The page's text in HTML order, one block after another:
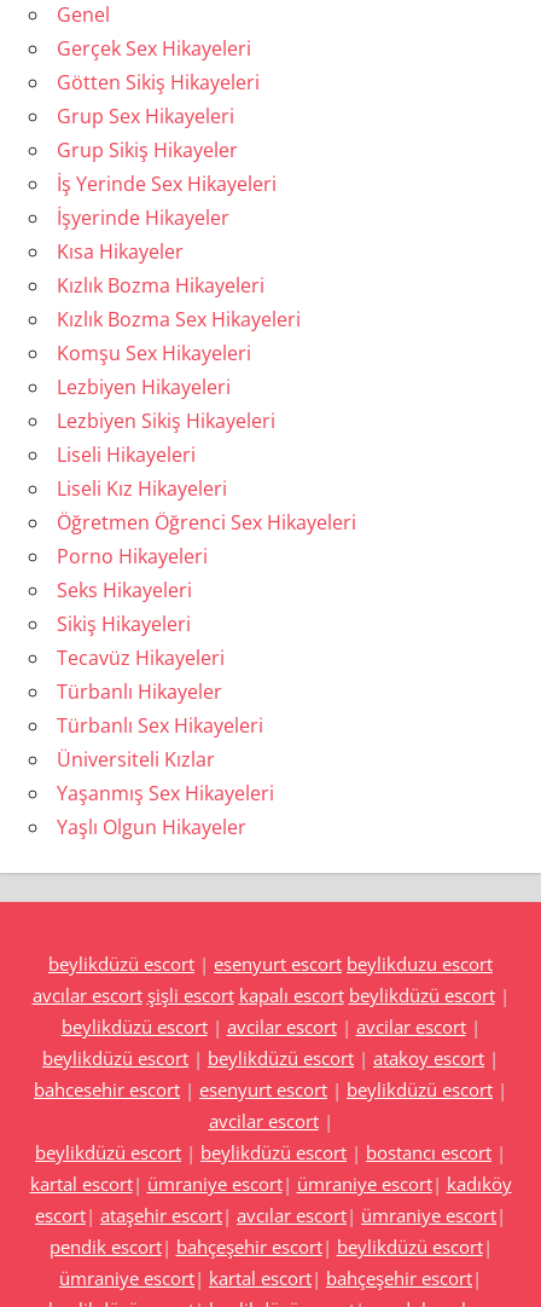
Genel
Gerçek Sex Hikayeleri
Götten Sikiş Hikayeleri
Grup Sex Hikayeleri
Grup Sikiş Hikayeler
İş Yerinde Sex Hikayeleri
İşyerinde Hikayeler
Kısa Hikayeler
Kızlık Bozma Hikayeleri
Kızlık Bozma Sex Hikayeleri
Komşu Sex Hikayeleri
Lezbiyen Hikayeleri
Lezbiyen Sikiş Hikayeleri
Liseli Hikayeleri
Liseli Kız Hikayeleri
Öğretmen Öğrenci Sex Hikayeleri
Porno Hikayeleri
Seks Hikayeleri
Sikiş Hikayeleri
Tecavüz Hikayeleri
Türbanlı Hikayeler
Türbanlı Sex Hikayeleri
Üniversiteli Kızlar
Yaşanmış Sex Hikayeleri
Yaşlı Olgun Hikayeler
beylikdüzü escort | esenyurt escort beylikduzu escort
avcılar escort şişli escort kapalı escort beylikdüzü escort|
beylikdüzü escort| avcilar escort| avcilar escort|
beylikdüzü escort | beylikdüzü escort | atakoy escort |
bahcesehir escort | esenyurt escort | beylikdüzü escort |
avcilar escort|
beylikdüzü escort | beylikdüzü escort | bostancı escort |
kartal escort| ümraniye escort| ümraniye escort| kadıköy
escort| ataşehir escort| avcılar escort| ümraniye escort|
pendik escort| bahçeşehir escort| beylikdüzü escort|
ümraniye escort| kartal escort| bahçeşehir escort|